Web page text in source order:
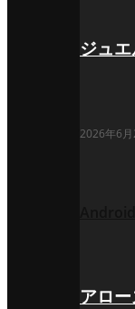
ジュ
2026年6月
アロ